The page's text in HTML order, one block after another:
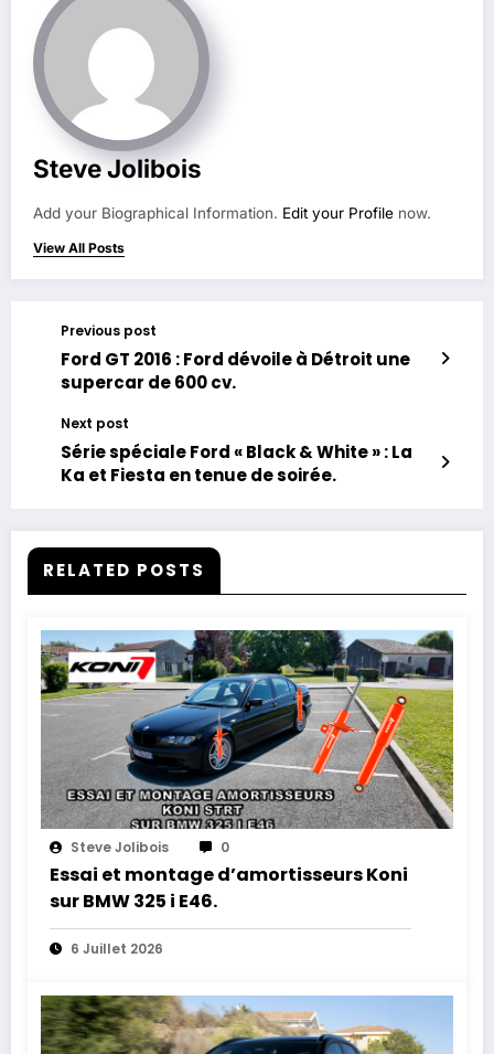
Steve Jolibois
Add your Biographical Information. Edit your Profile now.
View All Posts
Previous post
Ford GT 2016 : Ford dévoile à Détroit une
supercar de 600 cv.
Next post
Série spéciale Ford « Black & White » : La
Ka et Fiesta en tenue de soirée.
RELATED POSTS
Steve Jolibois 0
Essai et montage d’amortisseurs Koni
sur BMW 325 i E46.
6 Juillet 2026